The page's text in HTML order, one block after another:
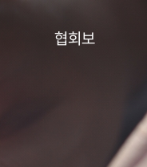
협회보